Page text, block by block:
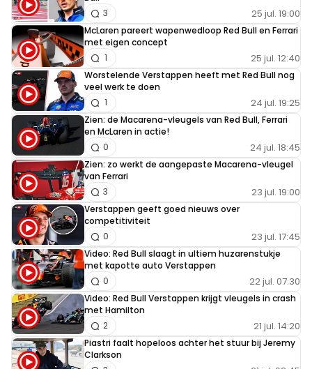
25 jul. 19:00
3
McLaren pareert wapenwedloop Red Bull en Ferrari
met eigen concept
25 jul. 12:40
1
Worstelende Verstappen heeft met Red Bull nog
veel werk te doen
24 jul. 19:25
1
Zien: de Macarena-vleugels van Red Bull, Ferrari
en McLaren in actie!
24 jul. 18:45
0
Zien: zo werkt de aangepaste Macarena-vleugel
van Ferrari
23 jul. 19:00
3
Verstappen geeft goed nieuws over
competitiviteit
23 jul. 17:45
0
Video: Red Bull slaagt in ultiem huzarenstukje
met kapotte auto Verstappen
22 jul. 07:30
0
Video: Red Bull Verstappen krijgt vleugels in crash
met Hamilton
21 jul. 14:20
2
Piastri faalt hopeloos achter het stuur bij Jeremy
Clarkson